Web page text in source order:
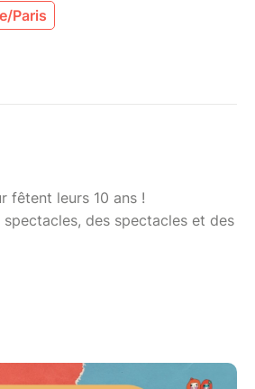
Paris
fêtent leurs 10 ans !
des spectacles et des